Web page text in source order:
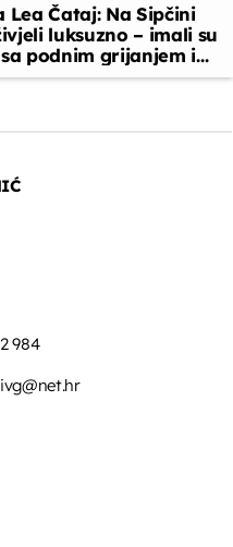
Lea Čataj: Na Sipčini
luksuzno – imali su
podnim grijanjem i
984